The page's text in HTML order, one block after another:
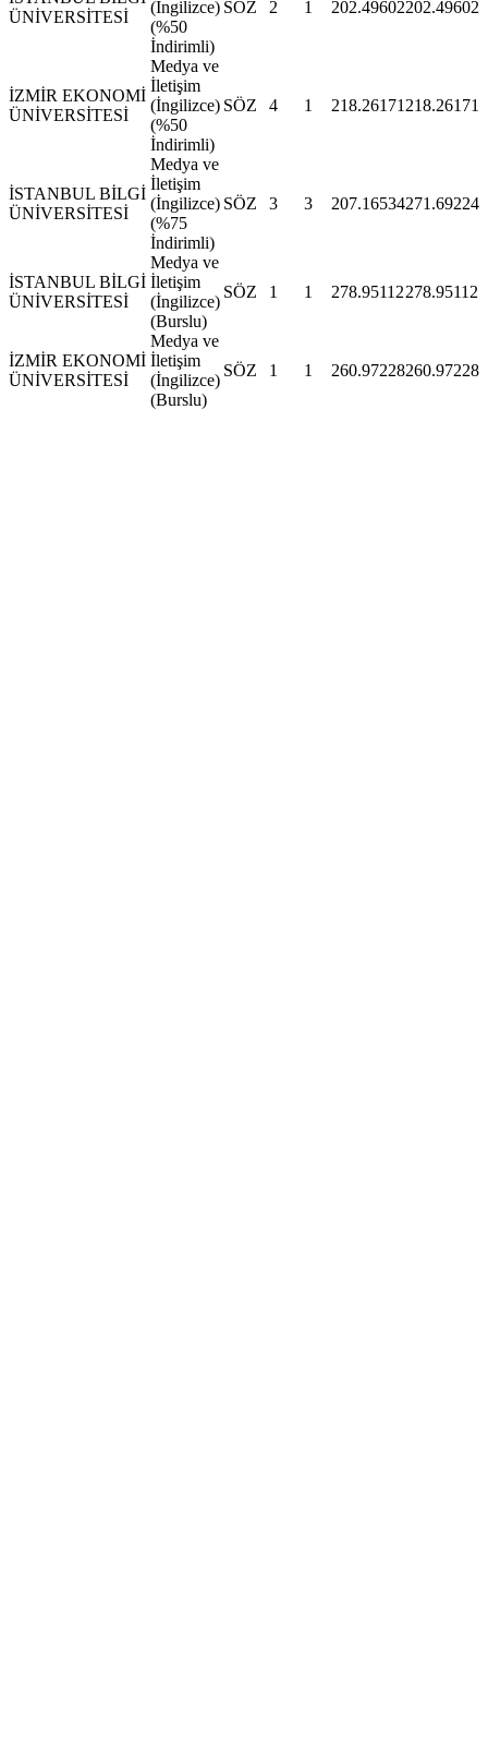
ÜNİVERSİTESİ
(İngilizce)
(%50
İndirimli)
SÖZ 2 1 202.49602202.49602
İZMİR EKONOMİ
ÜNİVERSİTESİ
Medya ve
İletişim
(İngilizce)
(%50
İndirimli)
SÖZ 4 1 218.26171 218.26171
İSTANBUL BİLGİ
ÜNİVERSİTESİ
Medya ve
İletişim
(İngilizce)
(%75
İndirimli)
SÖZ 3 3 207.16534271.69224
İSTANBUL BİLGİ
ÜNİVERSİTESİ
Medya ve
İletişim
(İngilizce)
(Burslu)
SÖZ 1 1 278.95112278.95112
İZMİR EKONOMİ
ÜNİVERSİTESİ
Medya ve
İletişim
(İngilizce)
(Burslu)
SÖZ 1 1 260.97228260.97228